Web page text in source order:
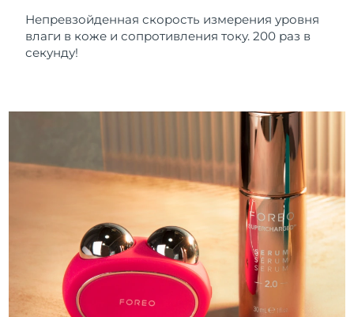
Непревзойденная скорость измерения уровня
влаги в коже и сопротивления току. 200 раз в
секунду!